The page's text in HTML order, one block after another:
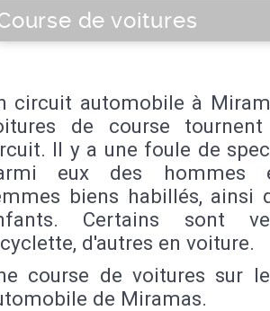
de voitures
circuit automobile à
de course
Il y a une foule de
eux des hommes
biens habillés, ainsi
Certains sont
d'autres en voiture.
course de voitures sur
de Miramas.